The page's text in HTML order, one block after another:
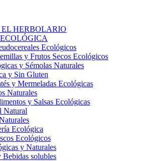
HERBOLARIO
Ecológicos
y Frutos Secos Ecológicos
y Sémolas Naturales
y Sin Gluten
y Mermeladas Ecológicas
Naturales
y Salsas Ecológicas
Natural
Ecológica
Ecológicos
y Naturales
Bebidas solubles